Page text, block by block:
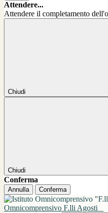
Attendere...
Attendere il completamento
Chiudi
Chiudi
Conferma
Annulla Conferma
Omnicomprensivo F.lli Agosti